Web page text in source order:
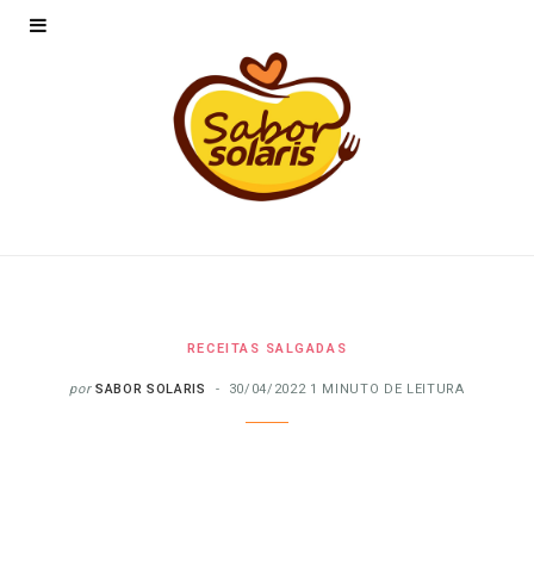
RECEITAS SALGADAS
por SABOR SOLARIS 30/04/2022 1 MINUTO DE LEITURA